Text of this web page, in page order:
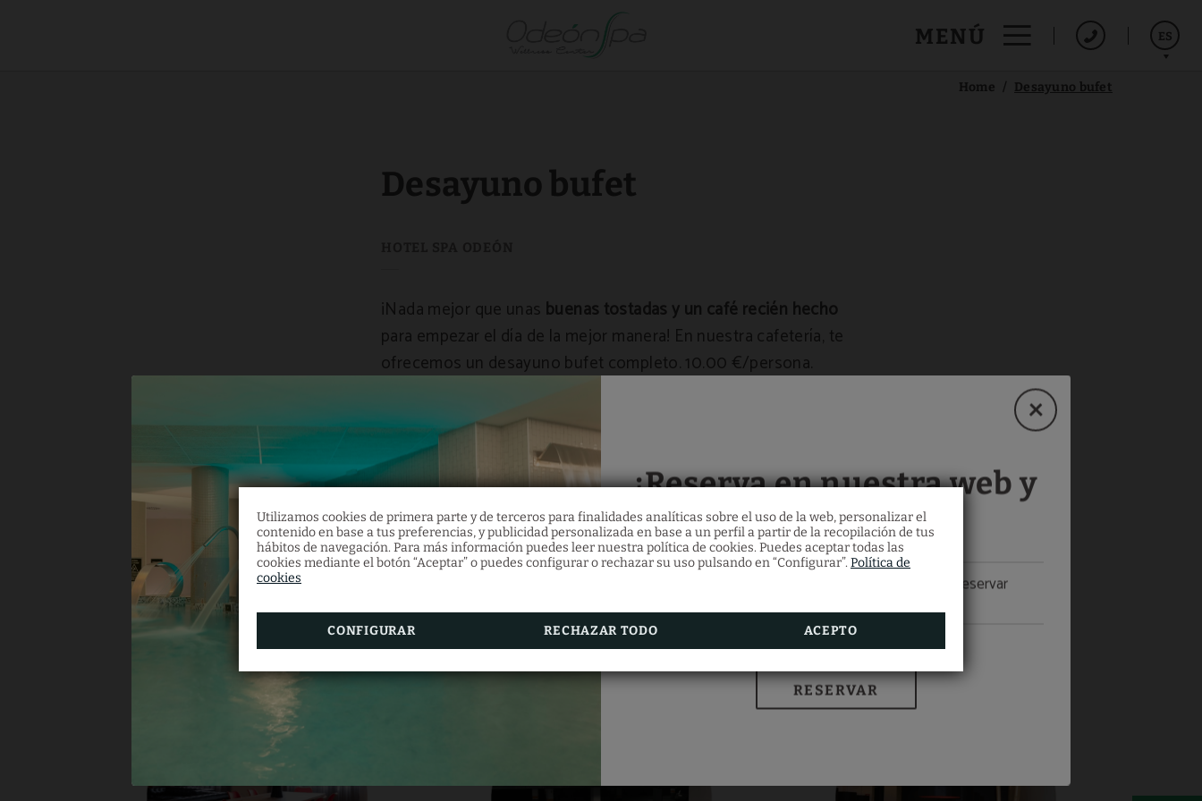
Utilizamos cookies de primera parte y de terceros para finalidades analíticas sobre el uso de la web, personalizar el
contenido en base a tus preferencias, y publicidad personalizada en base a un perfil a partir de la recopilación de tus
hábitos de navegación. Para más información puedes leer nuestra política de cookies. Puedes aceptar todas las
cookies mediante el botón “Aceptar” o puedes configurar o rechazar su uso pulsando en “Configurar”. Política de
cookies
CONFIGURAR RECHAZAR TODO ACEPTO
MENÚ ES
Home Desayuno bufet
Desayuno bufet
¡Nada mejor que unas buenas tostadas y un café recién hecho
para empezar el día de la mejor manera! En nuestra cafetería, te
ofrecemos un desayuno bufet completo. 10.00 €/persona.
Horario desayuno:
De lunes a viernes de 07:00 a 10:00 horas.
Sábados, domingos y festivos de 07:00 a 11:00 horas.¡Reserva en nuestra web y
ahorra un 10%!
al reservar
RESERVAR